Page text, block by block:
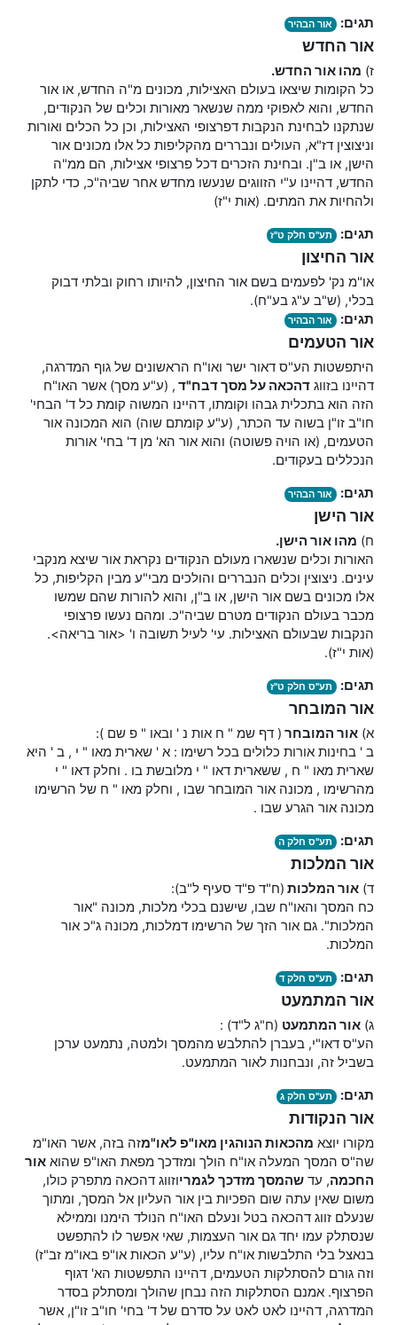
תגים: אור הבהיר
אור החדש
ז) מהו אור החדש.
כל הקומות שיצאו בעולם האצילות, מכונים מ"ה החדש, או אור
החדש, והוא לאפוקי ממה שנשאר מאורות וכלים של הנקודים,
שנתקנו לבחינת הנקבות דפרצופי האצילות, וכן כל הכלים ואורות
וניצוצין דז"א, העולים ונבררים מהקליפות כל אלו מכונים אור
הישן, או ב"ן. ובחינת הזכרים דכל פרצופי אצילות, הם ממ"ה
החדש, דהיינו ע"י הזווגים שנעשו מחדש אחר שביה"כ, כדי לתקן
ולהחיות את המתים. (אות י"ז)
תגים: תע"ס חלק ט"ז
אור החיצון
או"מ נק' לפעמים בשם אור החיצון, להיותו רחוק ובלתי דבוק
בכלי, (ש"ב ע"ג בע"ח).
תגים:
אור הבהיר
אור הטעמים
היתפשטות הע"ס דאור ישר ואו"ח הראשונים של גוף המדרגה,
דהיינו בזווגדהכאה על מסך דבח"ד , (ע"ע מסך) אשר האו"ח
הזה הוא בתכלית גבהו וקומתו, דהיינו המשוה קומת כל ד' הבחי'
חו"ב זו"ן בשוה עד הכתר, (ע"ע קומתם שוה) הוא המכונה אור
הטעמים, (או הויה פשוטה) והוא אור הא' מן ד' בחי' אורות
הנכללים בעקודים.
תגים: אור הבהיר
אור הישן
ח) מהו אור הישן.
האורות וכלים שנשארו מעולם הנקודים נקראת אור שיצא מנקבי
עינים. ניצוצין וכלים הנבררים והולכים מבי"ע מבין הקליפות, כל
אלו מכונים בשם אור הישן, או ב"ן, והוא להורות שהם שמשו
מכבר בעולם הנקודים מטרם שביה"כ. ומהם נעשו פרצופי
הנקבות שבעולם האצילות. עי' לעיל תשובה ו' <אור בריאה>.
(אות י"ז).
תגים: תע"ס חלק ט"ז
אור המובחר
א)אור המובחר ( דף שמ " ח אות נ ' ובאו " פ שם ):
ב ' בחינות אורות כלולים בכל רשימו : א ' שארית מאו " י , ב ' היא
שארית מאו " ח , ששארית דאו " י מלובשת בו . וחלק דאו " י
מהרשימו , מכונה אור המובחר שבו , וחלק מאו " ח של הרשימו
מכונה אור הגרע שבו .
תגים: תע"ס חלק ה
אור המלכות
ד)אור המלכות (ח"ד פ"ד סעיף ל"ב):
כח המסך והאו"ח שבו, שישנם בכלי מלכות, מכונה "אור
המלכות". גם אור הזך של הרשימו דמלכות, מכונה ג"כ אור
המלכות.
תגים: תע"ס חלק ד
אור המתמעט
ג)אור המתמעט (ח"ג ל"ד) :
הע"ס דאו"י, בעברן להתלבש מהמסך ולמטה, נתמעט ערכן
בשביל זה, ונבחנות לאור המתמעט.
תגים: תע"ס חלק ג
אור הנקודות
מקורו יוצא מהכאות הנוהגין מאו"פ לאו"מזה בזה, אשר האו"מ
שה"ס המסך המעלה או"ח הולך ומזדכך מפאת האו"פ שהואאור
החכמה, עדשהמסך מזדכך לגמריוזווג דהכאה מתפרק כולו,
משום שאין עתה שום הפכיות בין אור העליון אל המסך, ומתוך
שנעלם זווג דהכאה בטל ונעלם האו"ח הנולד הימנו וממילא
שנסתלק עמו יחד גם אור העצמות, שאי אפשר לו להתפשט
בנאצל בלי התלבשות או"ח עליו, (ע"ע הכאות או"פ באו"מ זב"ז)
וזה גורם להסתלקות הטעמים, דהיינו התפשטות הא' דגוף
הפרצוף. אמנם הסתלקות הזה נבחן שהולך ומסתלק בסדר
המדרגה, דהיינו לאט לאט על סדרם של ד' בחי' חו"ב זו"ן, אשר